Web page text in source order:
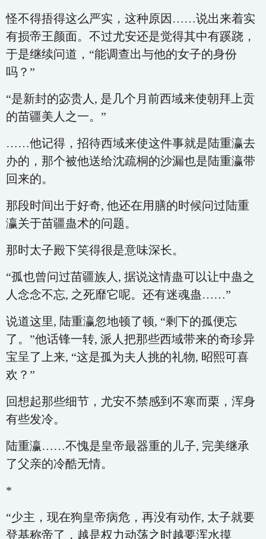
怪不得捂得这么严实，这种原因……说出来着实
有损帝王颜面。不过尤安还是觉得其中有蹊跷，
于是继续问道，“能调查出与他的女子的身份
吗？”
“是新封的宓贵人, 是几个月前西域来使朝拜上贡
的苗疆美人之一。”
……他记得，招待西域来使这件事就是陆重瀛去
办的，那个被他送给沈疏桐的沙漏也是陆重瀛带
回来的。
那段时间出于好奇, 他还在用膳的时候问过陆重
瀛关于苗疆蛊术的问题。
那时太子殿下笑得很是意味深长。
“孤也曾问过苗疆族人, 据说这情蛊可以让中蛊之
人念念不忘, 之死靡它呢。还有迷魂蛊……”
说道这里, 陆重瀛忽地顿了顿, “剩下的孤便忘
了。”他话锋一转, 派人把那些西域带来的奇珍异
宝呈了上来, “这是孤为夫人挑的礼物, 昭熙可喜
欢？”
回想起那些细节，尤安不禁感到不寒而栗，浑身
有些发冷。
陆重瀛……不愧是皇帝最器重的儿子, 完美继承
了父亲的冷酷无情。
*
“少主，现在狗皇帝病危，再没有动作, 太子就要
登基称帝了，越是权力动荡之时越要浑水摸